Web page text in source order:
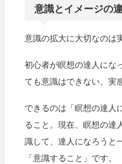
意識とイメージの
意識の拡大に大切なのは
初心者が瞑想の達人にな
ても意識はできない、実
できるのは「瞑想の達人
ること。現在、瞑想の達
識して、達人になろうと
「意識すること」です。